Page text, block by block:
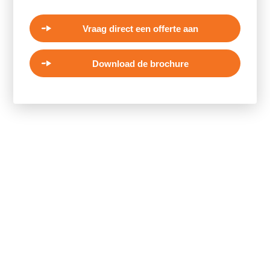
Vraag direct een offerte aan
Download de brochure